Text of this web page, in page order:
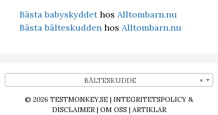
Bästa babyskyddethos Alltombarn.nu
Bästa bälteskudden hos Alltombarn.nu
×
BÄLTESKUDDE
© 2026 TESTMONKEY.SE | INTEGRITETSPOLICY &
DISCLAIMER | OM OSS| ARTIKLAR